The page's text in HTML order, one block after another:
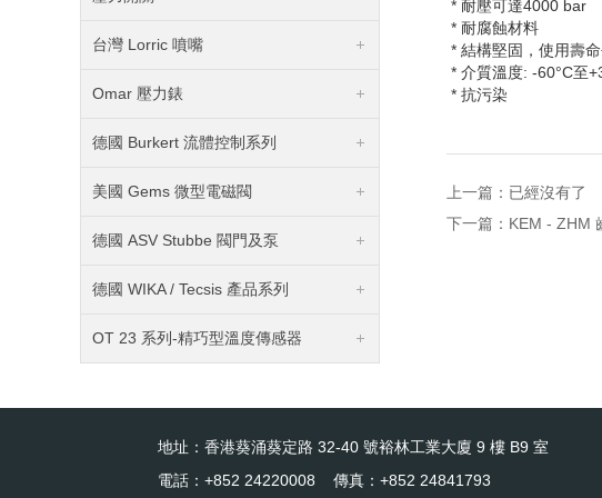
台灣 Lorric 噴嘴
Omar 壓力錶
德國 Burkert 流體控制系列
美國 Gems 微型電磁閥
德國 ASV Stubbe 閥門及泵
德國 WIKA / Tecsis 產品系列
OT 23 系列-精巧型溫度傳感器
* 耐壓可達4000 bar
* 耐腐蝕材料
* 結構堅固，使用壽
* 介質溫度: -60°C至
* 抗污染
上一篇：已經沒有了
下一篇： KEM - ZHM
地址：香港葵涌葵定路 32-40 號裕林工業大廈 9 樓 B9 室
電話：+852 24220008 傳真：+852 24841793